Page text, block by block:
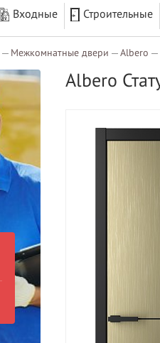
Входные Строительные
Межкомнатные двери Albero
Albero